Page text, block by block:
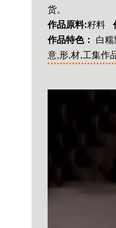
货。
作品原料:籽料
作品特色：
白
意,形,材,工集作